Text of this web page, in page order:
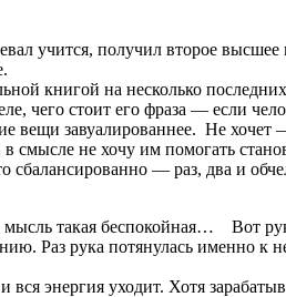
учится, получил второе
книгой на несколько
чего стоит его фраза — если
вещи завуалированнее. Не
смысле не хочу им помогать
— раз, два и
такая беспокойная… Вот
Раз рука потянулась именно к
вся энергия уходит. Хотя